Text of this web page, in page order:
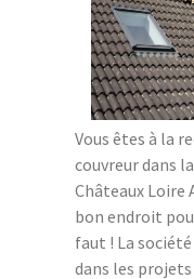
Vous êtes à la
couvreur dans
Châteaux Loire
bon endroit
faut ! La
dans les